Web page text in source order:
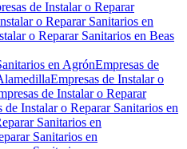
de Instalar o Reparar
o Reparar Sanitarios en
o Reparar Sanitarios en Beas
en AgrónEmpresas de
Empresas de Instalar o
de Instalar o Reparar
de Instalar o Reparar Sanitarios en
Sanitarios en
Sanitarios en